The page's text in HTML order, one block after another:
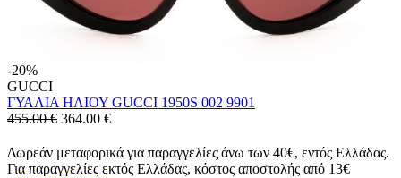
-20%
GUCCI
ΓΥΑΛΙΑ ΗΛΙΟΥ GUCCI 1950S 002 9901
455.00 € 364.00 €
Δωρεάν μεταφορικά για παραγγελίες άνω των 40€, εντός Ελλάδας.
Για παραγγελίες εκτός Ελλάδας, κόστος αποστολής από 13€